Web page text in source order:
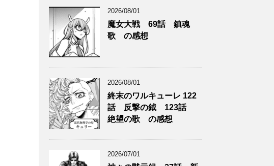
2026/08/01
魔女大戦 69話 鎮魂
歌 の感想
2026/08/01
終末のワルキューレ 122
話 反撃の鉞 123話
絶望の歌 の感想
2026/07/01